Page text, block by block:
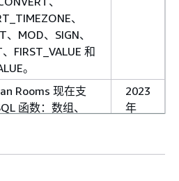
、
、MOD、SIGN、
FIRST_VALUE 和
。
Rooms 现在支
函数：数组、
、ATAN、
2023
年
日